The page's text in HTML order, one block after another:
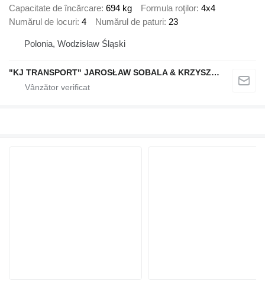
Capacitate de încărcare 694 kg Formula roţilor 4x4
Numărul de locuri 4 Numărul de paturi 23
Polonia, Wodzisław Śląski
"KJ TRANSPORT" JAROSŁAW SOBALA & KRZYSZTOF SOBALA SPÓŁKA JAWNA